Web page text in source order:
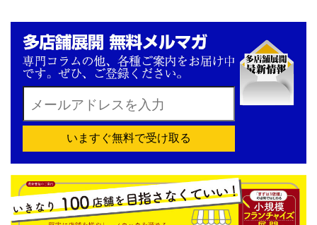
いますぐ無料で受け取る